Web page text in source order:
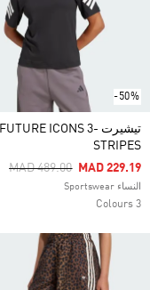
-50%
تيشيرت FUTURE ICONS 3-
STRIPES
Price Reduced From
MAD 489.00ToMAD 229.19
النساء Sportswear
3 Colours